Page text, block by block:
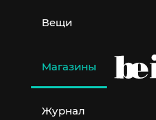
содержимому
Вещи
Магазины
Журнал